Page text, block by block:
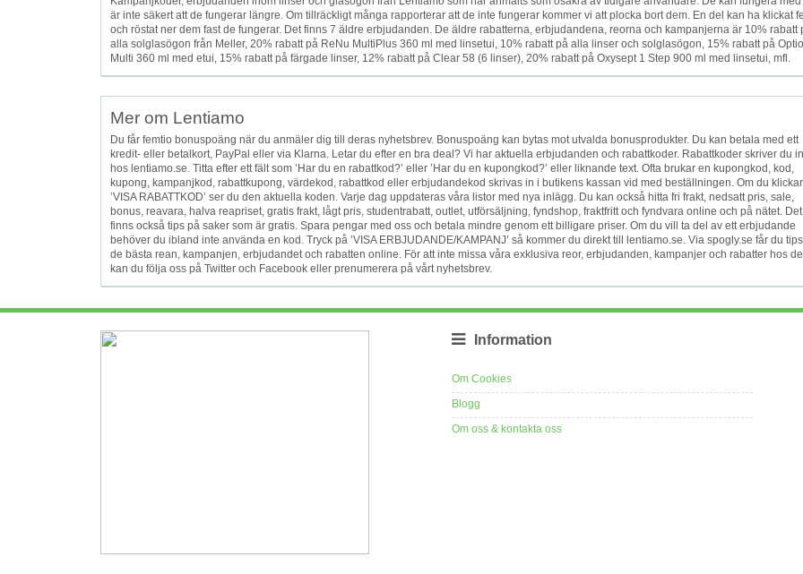
är inte säkert att de fungerar längre. Om tillräckligt många rapporterar att de inte fungerar kommer vi att plocka bort dem. En del kan ha klickat fel
och röstat ner dem fast de fungerar. Det finns 7 äldre erbjudanden. De äldre rabatterna, erbjudandena, reorna och kampanjerna är 10% rabatt
alla solglasögon från Meller, 20% rabatt på ReNu MultiPlus 360 ml med linsetui, 10% rabatt på alla linser och solglasögon, 15% rabatt på
Multi 360 ml med etui, 15% rabatt på färgade linser, 12% rabatt på Clear 58 (6 linser), 20% rabatt på Oxysept 1 Step 900 ml med linsetui, mfl.
Mer om Lentiamo
Du får femtio bonuspoäng när du anmäler dig till deras nyhetsbrev. Bonuspoäng kan bytas mot utvalda bonusprodukter. Du kan betala med ett
kredit- eller betalkort, PayPal eller via Klarna. Letar du efter en bra deal? Vi har aktuella erbjudanden och rabattkoder. Rabattkoder skriver du in
hos lentiamo.se. Titta efter ett fält som ’Har du en rabattkod?’ eller ’Har du en kupongkod?’ eller liknande text. Ofta brukar en kupongkod, kod,
kupong, kampanjkod, rabattkupong, värdekod, rabattkod eller erbjudandekod skrivas in i butikens kassan vid med beställningen. Om du
’VISA RABATTKOD’ ser du den aktuella koden. Varje dag uppdateras våra listor med nya inlägg. Du kan också hitta fri frakt, nedsatt pris, sale,
bonus, reavara, halva reapriset, gratis frakt, lågt pris, studentrabatt, outlet, utförsäljning, fyndshop, fraktfritt och fyndvara online och på nätet. Det
finns också tips på saker som är gratis. Spara pengar med oss och betala mindre genom ett billigare priser. Om du vill ta del av ett erbjudande
behöver du ibland inte använda en kod. Tryck på ’VISA ERBJUDANDE/KAMPANJ’ så kommer du direkt till lentiamo.se. Via spogly.se får du
de bästa rean, kampanjen, erbjudandet och rabatten online. För att inte missa våra exklusiva reor, erbjudanden, kampanjer och rabatter hos
kan du följa oss på Twitter och Facebook eller prenumerera på vårt nyhetsbrev.
Information
Om Cookies
Blogg
Om oss & kontakta oss